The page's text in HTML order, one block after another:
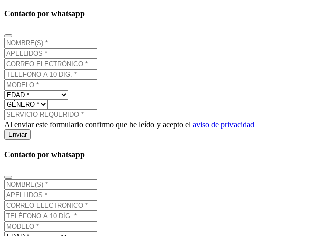
Contacto por whatsapp
Al enviar este formulario confirmo que he leído y acepto el aviso de privacidad
Enviar
Contacto por whatsapp